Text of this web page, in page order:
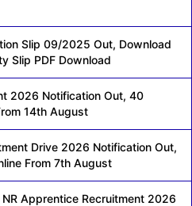
Slip 09/2025 Out, Download
Slip PDF Download
2026 Notification Out, 40
14th August
Drive 2026 Notification Out,
From 7th August
Apprentice Recruitment 2026